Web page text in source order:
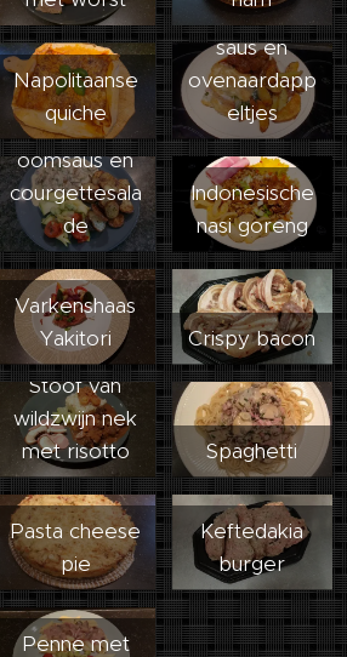
Napolitaanse
quiche
s in zoetzure
saus en
ovenaardapp
eltjes
Varkenshaas
met
champignonr
oomsaus en
courgettesala
de
Indonesische
nasi goreng
Varkenshaas
Yakitori
Crispy bacon
Stoof van
wildzwijn nek
met risotto
Spaghetti
Pasta cheese
pie
Keftedakia
burger
Penne met